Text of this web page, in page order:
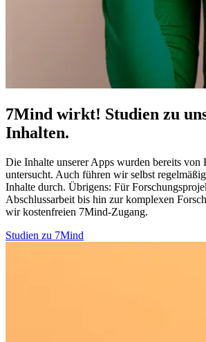
7Mind wirkt! Studien zu
Inhalten.
Die Inhalte unserer Apps wurden bereits von
untersucht. Auch führen wir selbst
Inhalte durch. Übrigens: Für
Abschlussarbeit bis hin zur komplexen
wir kostenfreien 7Mind-Zugang.
Studien zu 7Mind